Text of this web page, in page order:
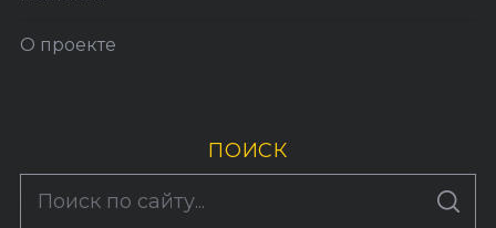
О проекте
ПОИСК
S
По авторам